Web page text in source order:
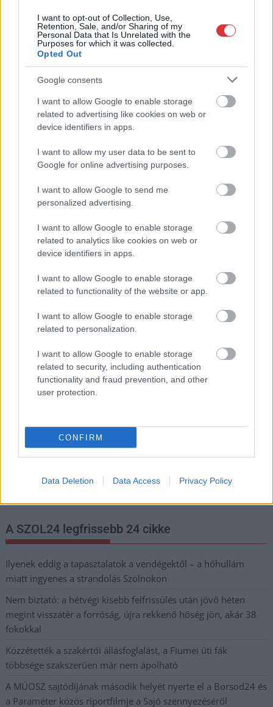
I want to opt-out of Collection, Use,
Retention, Sale, and/or Sharing of my
Personal Data that Is Unrelated with the
Purposes for which it was collected.
Opted Out
Google consents
I want to allow Google to enable storage
related to advertising like cookies on web or
device identifiers in apps.
I want to allow my user data to be sent to
Google for online advertising purposes.
I want to allow Google to send me
personalized advertising.
I want to allow Google to enable storage
related to analytics like cookies on web or
device identifiers in apps.
I want to allow Google to enable storage
related to functionality of the website or app.
I want to allow Google to enable storage
related to personalization.
I want to allow Google to enable storage
related to security, including authentication
functionality and fraud prevention, and other
user protection.
CONFIRM
Data Deletion Data Access Privacy Policy
2026.08.04. Fazekas Adrián
Átfogó országos ellenőrzés indult a hazai
akkumulátoripari üzemekben
Szigorú hatósági vizsgálat alá vonják az akkumulátorgyártás
teljes működési láncát Magyarországon. Az augusztus 1-jétől
Magyarország
Hírlevél feliratkozás
Adja meg keresztnevét:
meg e-mail címét:
Nem szeretne lemaradni semmiről? Csak egy kattintás, és hírlevelünk a
A SZOL24 legfrissebb 24 cikke
Ilyenek eddig a tapasztalatok a vendégektől – a hőhullám
miatt ingyenes a strandolás Szolnokon
Nem biztató: a hétvégi kisebb felfrissülés után jövő héten
megint visszatér a forróság, újra rekkenő hőség jön, akár 38
fokokkal
Közzétették a szakértői állásfoglalást, a Fiumei úti fák
többsége szakszerűen már nem ápolható
A MÚOSZ sajtódíjának második helyét nyerte el a Borsod24 és
a Paraméter közös riportfilmje a Sajó szennyezéséről